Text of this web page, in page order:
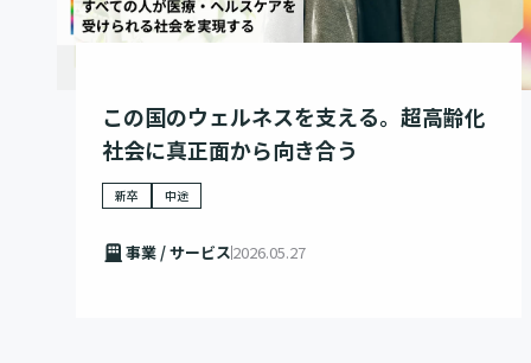
この国のウェルネスを支える。超高齢化
社会に真正面から向き合う
新卒 中途
事業 / サービス2026.05.27